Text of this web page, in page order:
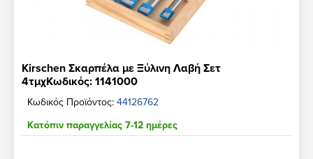
Kirschen Σκαρπέλα με Ξύλινη Λαβή Σετ
4τμχΚωδικός: 1141000
Κωδικός Προϊόντος: 44126762
Κατόπιν παραγγελίας 7-12 ημέρες